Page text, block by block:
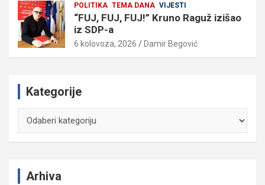
POLITIKA TEMA DANA VIJESTI
“FUJ, FUJ, FUJ!” Kruno Raguž izišao
iz SDP-a
6 kolovoza, 2026 Damir Begović
Kategorije
Arhiva